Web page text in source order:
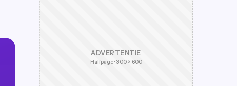
ADVERTENTIE
Halfpage · 300 × 600